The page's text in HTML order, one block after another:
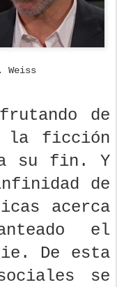
Weiss
de
la ficción
a su fin. Y
de
acerca
el
De esta
se